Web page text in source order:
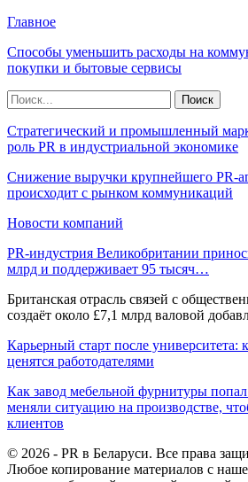
Главное
Способы уменьшить расходы на
покупки и бытовые сервисы
Стратегический и промышленный
роль PR в индустриальной экономике
Снижение выручки крупнейшего PR-
происходит с рынком коммуникаций
Новости компаний
PR-индустрия Великобритании
млрд и поддерживает 95 тысяч…
Британская отрасль связей с
создаёт около £7,1 млрд валовой
Карьерный старт после университета:
ценятся работодателями
Как завод мебельной фурнитуры
меняли ситуацию на производстве,
клиентов
© 2026 - PR в Беларуси. Все права
Любое копирование материалов с